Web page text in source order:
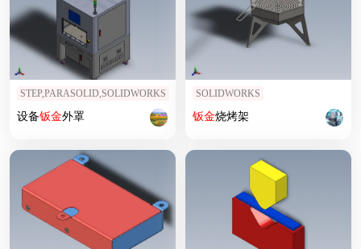
STEP,PARASOLID,SOLIDWORKS
设备钣金外罩
SOLIDWORKS
钣金烧烤架